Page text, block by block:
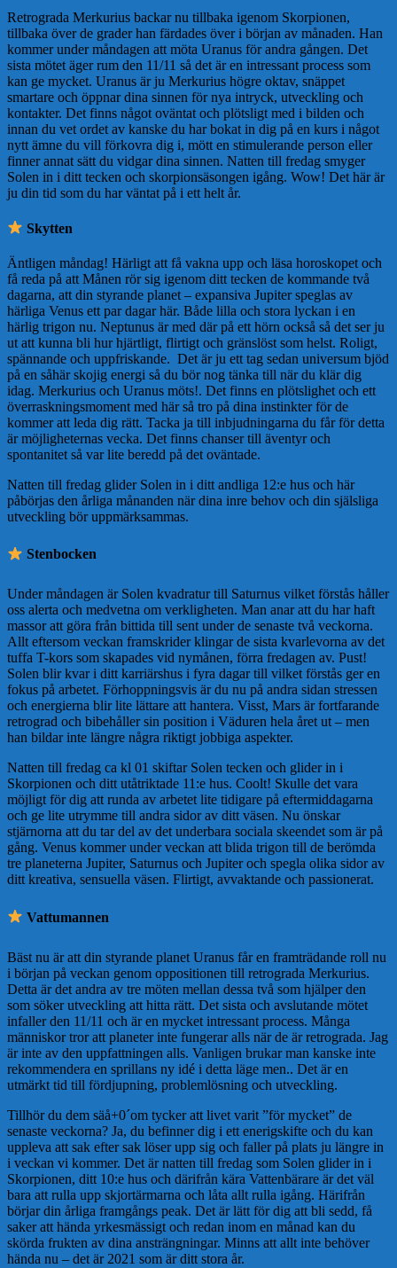
Retrograda Merkurius backar nu tillbaka igenom Skorpionen,
tillbaka över de grader han färdades över i början av månaden. Han
kommer under måndagen att möta Uranus för andra gången. Det
sista mötet äger rum den 11/11 så det är en intressant process som
kan ge mycket. Uranus är ju Merkurius högre oktav, snäppet
smartare och öppnar dina sinnen för nya intryck, utveckling och
kontakter. Det finns något oväntat och plötsligt med i bilden och
innan du vet ordet av kanske du har bokat in dig på en kurs i något
nytt ämne du vill förkovra dig i, mött en stimulerande person eller
finner annat sätt du vidgar dina sinnen. Natten till fredag smyger
Solen in i ditt tecken och skorpionsäsongen igång. Wow! Det här är
ju din tid som du har väntat på i ett helt år.
Skytten
Äntligen måndag! Härligt att få vakna upp och läsa horoskopet och
få reda på att Månen rör sig igenom ditt tecken de kommande två
dagarna, att din styrande planet – expansiva Jupiter speglas av
härliga Venus ett par dagar här. Både lilla och stora lyckan i en
härlig trigon nu. Neptunus är med där på ett hörn också så det ser ju
ut att kunna bli hur hjärtligt, flirtigt och gränslöst som helst. Roligt,
spännande och uppfriskande. Det är ju ett tag sedan universum bjöd
på en såhär skojig energi så du bör nog tänka till när du klär dig
idag. Merkurius och Uranus möts!. Det finns en plötslighet och ett
överraskningsmoment med här så tro på dina instinkter för de
kommer att leda dig rätt. Tacka ja till inbjudningarna du får för detta
är möjligheternas vecka. Det finns chanser till äventyr och
spontanitet så var lite beredd på det oväntade.
Natten till fredag glider Solen in i ditt andliga 12:e hus och här
påbörjas den årliga månanden när dina inre behov och din själsliga
utveckling bör uppmärksammas.
Stenbocken
Under måndagen är Solen kvadratur till Saturnus vilket förstås håller
oss alerta och medvetna om verkligheten. Man anar att du har haft
massor att göra från bittida till sent under de senaste två veckorna.
Allt eftersom veckan framskrider klingar de sista kvarlevorna av det
tuffa T-kors som skapades vid nymånen, förra fredagen av. Pust!
Solen blir kvar i ditt karriärshus i fyra dagar till vilket förstås ger en
fokus på arbetet. Förhoppningsvis är du nu på andra sidan stressen
och energierna blir lite lättare att hantera. Visst, Mars är fortfarande
retrograd och bibehåller sin position i Väduren hela året ut – men
han bildar inte längre några riktigt jobbiga aspekter.
Natten till fredag ca kl 01 skiftar Solen tecken och glider in i
Skorpionen och ditt utåtriktade 11:e hus. Coolt! Skulle det vara
möjligt för dig att runda av arbetet lite tidigare på eftermiddagarna
och ge lite utrymme till andra sidor av ditt väsen. Nu önskar
stjärnorna att du tar del av det underbara sociala skeendet som är på
gång. Venus kommer under veckan att blida trigon till de berömda
tre planeterna Jupiter, Saturnus och Jupiter och spegla olika sidor av
ditt kreativa, sensuella väsen. Flirtigt, avvaktande och passionerat.
Vattumannen
Bäst nu är att din styrande planet Uranus får en framträdande roll nu
i början på veckan genom oppositionen till retrograda Merkurius.
Detta är det andra av tre möten mellan dessa två som hjälper den
som söker utveckling att hitta rätt. Det sista och avslutande mötet
infaller den 11/11 och är en mycket intressant process. Många
människor tror att planeter inte fungerar alls när de är retrograda. Jag
är inte av den uppfattningen alls. Vanligen brukar man kanske inte
rekommendera en sprillans ny idé i detta läge men.. Det är en
utmärkt tid till fördjupning, problemlösning och utveckling.
Tillhör du dem säå+0´om tycker att livet varit ”för mycket” de
senaste veckorna? Ja, du befinner dig i ett enerigskifte och du kan
uppleva att sak efter sak löser upp sig och faller på plats ju längre in
i veckan vi kommer. Det är natten till fredag som Solen glider in i
Skorpionen, ditt 10:e hus och därifrån kära Vattenbärare är det väl
bara att rulla upp skjortärmarna och låta allt rulla igång. Härifrån
börjar din årliga framgångs peak. Det är lätt för dig att bli sedd, få
saker att hända yrkesmässigt och redan inom en månad kan du
skörda frukten av dina ansträngningar. Minns att allt inte behöver
hända nu – det är 2021 som är ditt stora år.